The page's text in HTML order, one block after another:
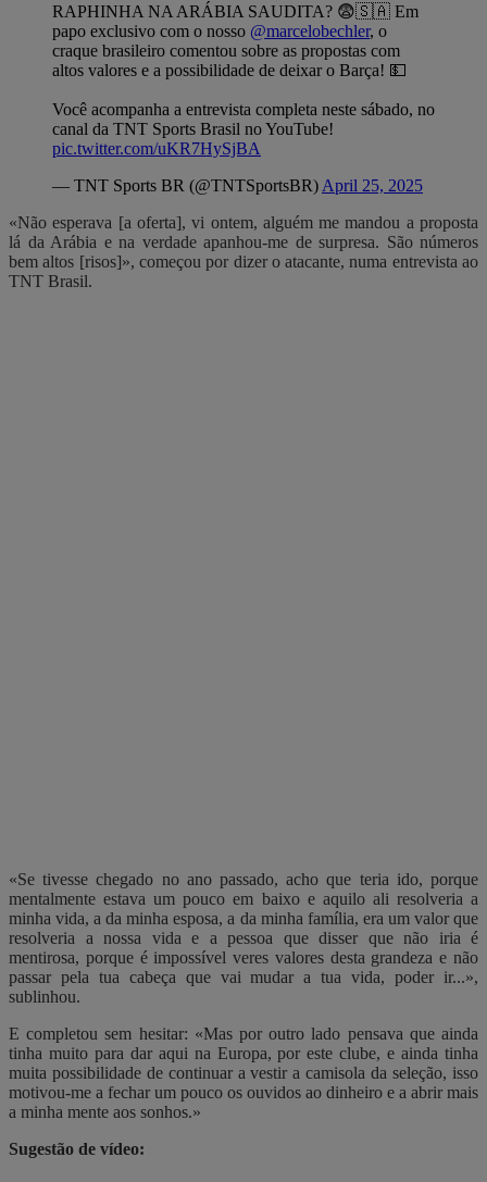
RAPHINHA NA ARÁBIA SAUDITA? 😨🇸🇦 Em
papo exclusivo com o nosso @marcelobechler, o
craque brasileiro comentou sobre as propostas com
altos valores e a possibilidade de deixar o Barça! 💵
Você acompanha a entrevista completa neste sábado, no
canal da TNT Sports Brasil no YouTube!
pic.twitter.com/uKR7HySjBA
— TNT Sports BR (@TNTSportsBR) April 25, 2025
«Não esperava [a oferta], vi ontem, alguém me mandou a proposta
lá da Arábia e na verdade apanhou-me de surpresa. São números
bem altos [risos]», começou por dizer o atacante, numa entrevista ao
TNT Brasil.
«Se tivesse chegado no ano passado, acho que teria ido, porque
mentalmente estava um pouco em baixo e aquilo ali resolveria a
minha vida, a da minha esposa, a da minha família, era um valor que
resolveria a nossa vida e a pessoa que disser que não iria é
mentirosa, porque é impossível veres valores desta grandeza e não
passar pela tua cabeça que vai mudar a tua vida, poder ir...»,
sublinhou.
E completou sem hesitar: «Mas por outro lado pensava que ainda
tinha muito para dar aqui na Europa, por este clube, e ainda tinha
muita possibilidade de continuar a vestir a camisola da seleção, isso
motivou-me a fechar um pouco os ouvidos ao dinheiro e a abrir mais
a minha mente aos sonhos.»
Sugestão de vídeo: